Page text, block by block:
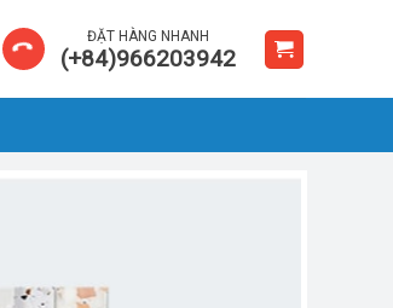
ĐẶT HÀNG NHANH
(+84)966203942